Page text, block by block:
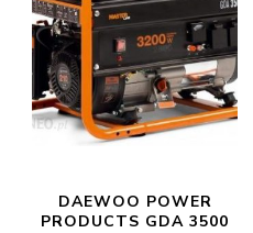
DAEWOO POWER
PRODUCTS GDA 3500